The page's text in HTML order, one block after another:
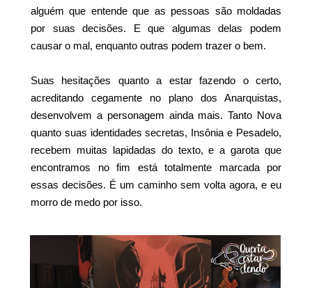
alguém que entende que as pessoas são moldadas
por suas decisões. E que algumas delas podem
causar o mal, enquanto outras podem trazer o bem.
Suas hesitações quanto a estar fazendo o certo,
acreditando cegamente no plano dos Anarquistas,
desenvolvem a personagem ainda mais. Tanto Nova
quanto suas identidades secretas, Insônia e Pesadelo,
recebem muitas lapidadas do texto, e a garota que
encontramos no fim está totalmente marcada por
essas decisões. É um caminho sem volta agora, e eu
morro de medo por isso.